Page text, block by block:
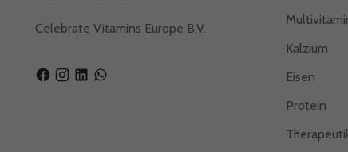
Celebrate Vitamins Europe B.V.
Kalzium
Eisen
Protein